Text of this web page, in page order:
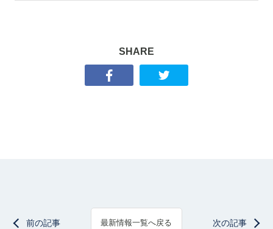
SHARE
前の記事 最新情報一覧へ戻る 次の記事